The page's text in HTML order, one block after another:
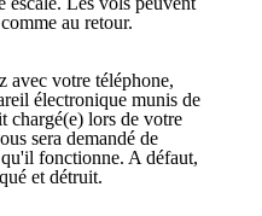
au retour.
votre téléphone,
électronique munis de
chargé(e) lors de votre
sera demandé de
fonctionne. A défaut,
et détruit.